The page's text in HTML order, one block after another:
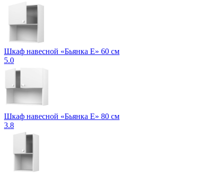
Шкаф навесной «Бьянка Е» 60 см
5.0
Шкаф навесной «Бьянка Е» 80 см
3.8